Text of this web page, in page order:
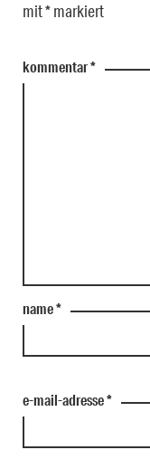
mit*markiert
kommentar*
name*
e-mail-adresse*